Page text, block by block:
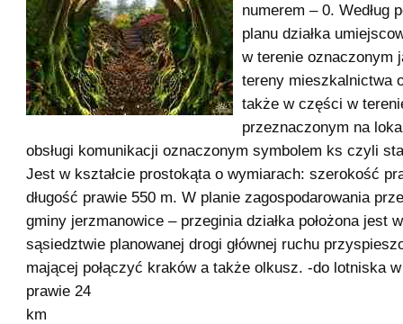
numerem – 0. Według
planu działka
w terenie oznaczonym
tereny mieszkalnictwa
także w części w
przeznaczonym na
obsługi komunikacji oznaczonym symbolem ks czyli
Jest w kształcie prostokąta o wymiarach: szerokość
długość prawie 550 m. W planie zagospodarowania
gminy jerzmanowice – przeginia działka położona jest
sąsiedztwie planowanej drogi głównej ruchu
mającej połączyć kraków a także olkusz. -do lotniska
prawie 24